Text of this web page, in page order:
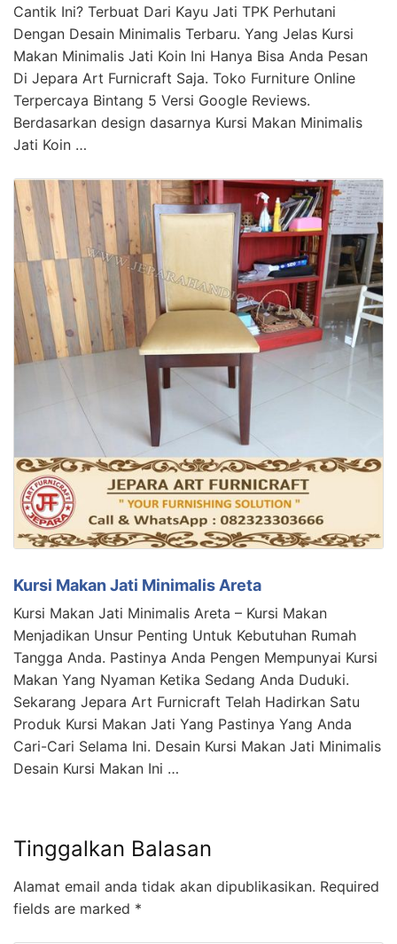
Cantik Ini? Terbuat Dari Kayu Jati TPK Perhutani
Dengan Desain Minimalis Terbaru. Yang Jelas Kursi
Makan Minimalis Jati Koin Ini Hanya Bisa Anda Pesan
Di Jepara Art Furnicraft Saja. Toko Furniture Online
Terpercaya Bintang 5 Versi Google Reviews.
Berdasarkan design dasarnya Kursi Makan Minimalis
Jati Koin …
Kursi Makan Jati Minimalis Areta
Kursi Makan Jati Minimalis Areta – Kursi Makan
Menjadikan Unsur Penting Untuk Kebutuhan Rumah
Tangga Anda. Pastinya Anda Pengen Mempunyai Kursi
Makan Yang Nyaman Ketika Sedang Anda Duduki.
Sekarang Jepara Art Furnicraft Telah Hadirkan Satu
Produk Kursi Makan Jati Yang Pastinya Yang Anda
Cari-Cari Selama Ini. Desain Kursi Makan Jati Minimalis
Desain Kursi Makan Ini …
Tinggalkan Balasan
Alamat email anda tidak akan dipublikasikan. Required
fields are marked *